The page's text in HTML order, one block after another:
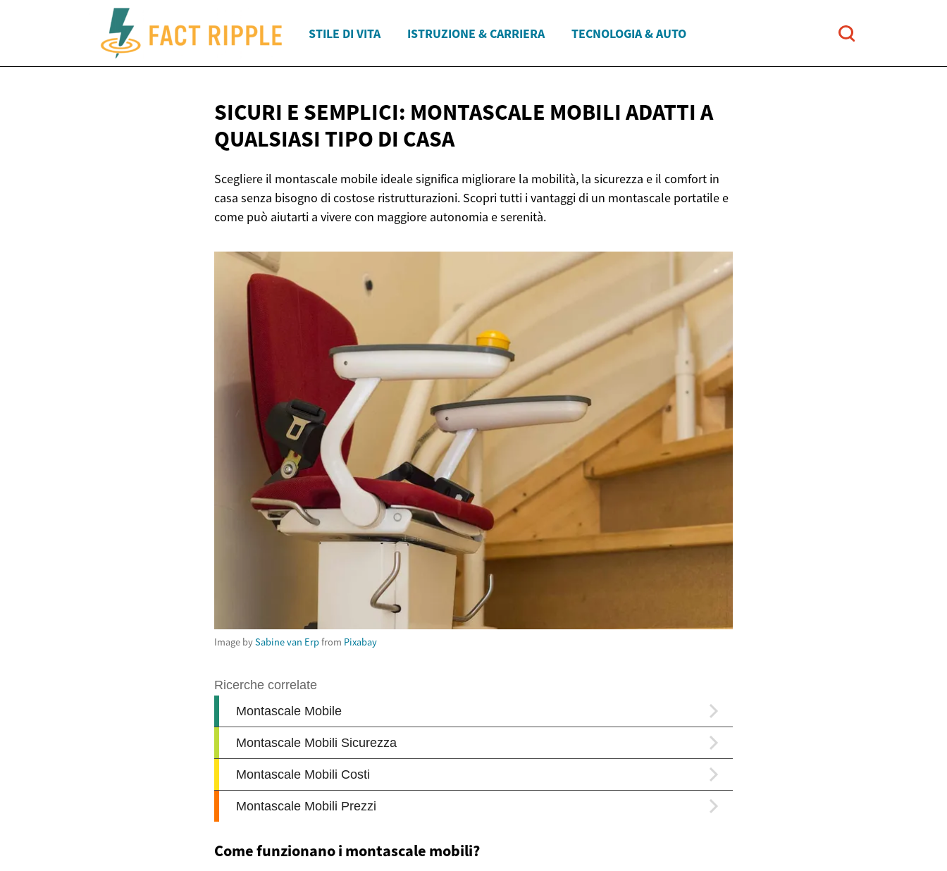
STILE DI VITA ISTRUZIONE & CARRIERA TECNOLOGIA & AUTO
SICURI E SEMPLICI: MONTASCALE MOBILI ADATTI A
QUALSIASI TIPO DI CASA
Scegliere il montascale mobile ideale significa migliorare la mobilità, la sicurezza e il comfort in
casa senza bisogno di costose ristrutturazioni. Scopri tutti i vantaggi di un montascale portatile e
come può aiutarti a vivere con maggiore autonomia e serenità.
Image bySabine van Erpfrom Pixabay
Come funzionano i montascale mobili?